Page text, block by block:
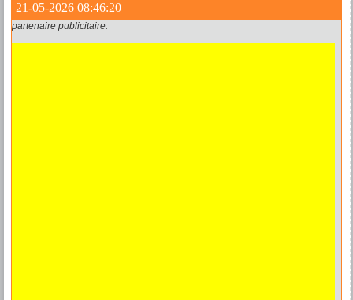
21-05-2026 08:46:20
partenaire publicitaire: